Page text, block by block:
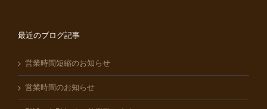
最近のブログ記事
営業時間短縮のお知らせ
営業時間のお知らせ